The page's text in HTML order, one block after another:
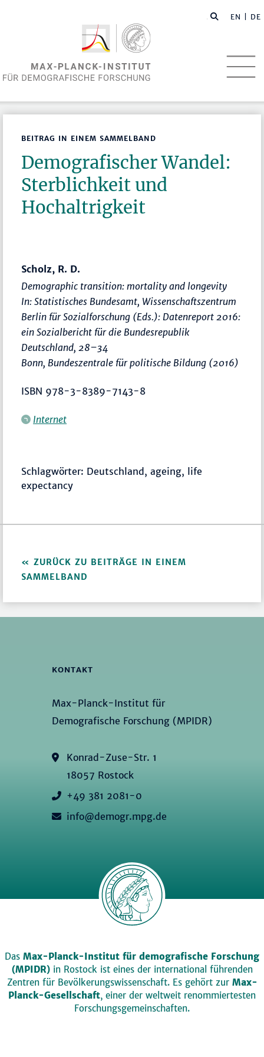
EN | DE
BEITRAG IN EINEM SAMMELBAND
Demografischer Wandel:
Sterblichkeit und
Hochaltrigkeit
Scholz, R. D.
Demographic transition: mortality and longevity
In: Statistisches Bundesamt, Wissenschaftszentrum
Berlin für Sozialforschung (Eds.): Datenreport 2016:
ein Sozialbericht für die Bundesrepublik
Deutschland,28–34
Bonn, Bundeszentrale für politische Bildung (2016)
ISBN 978-3-8389-7143-8
Internet
Schlagwörter: Deutschland, ageing, life
expectancy
ZURÜCK ZU BEITRÄGE IN EINEM
SAMMELBAND
KONTAKT
Max-Planck-Institut für
Demografische Forschung (MPIDR)
Konrad-Zuse-Str. 1
18057 Rostock
+49 381 2081-0
info@demogr.mpg.de
Das Max-Planck-Institut für demografische Forschung
(MPIDR)in Rostock ist eines der international führenden
Zentren für Bevölkerungswissenschaft. Es gehört zur Max-
Planck-Gesellschaft, einer der weltweit renommiertesten
Forschungsgemeinschaften.